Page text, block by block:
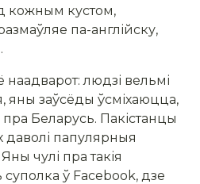
кожным кустом,
па-англійску,
наадварот: людзі вельмі
яны заўсёды ўсміхаюцца,
Беларусь. Пакістанцы
даволі папулярныя
чулі пра такія
суполка ў Facebook, дзе